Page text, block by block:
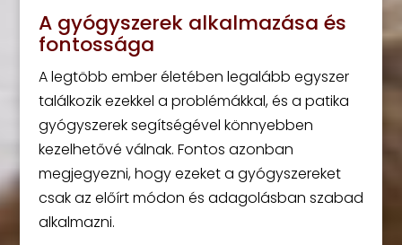
A gyógyszerek alkalmazása és
fontossága
A legtöbb ember életében legalább egyszer
találkozik ezekkel a problémákkal, és a patika
gyógyszerek segítségével könnyebben
kezelhetővé válnak. Fontos azonban
megjegyezni, hogy ezeket a gyógyszereket
csak az előírt módon és adagolásban szabad
alkalmazni.